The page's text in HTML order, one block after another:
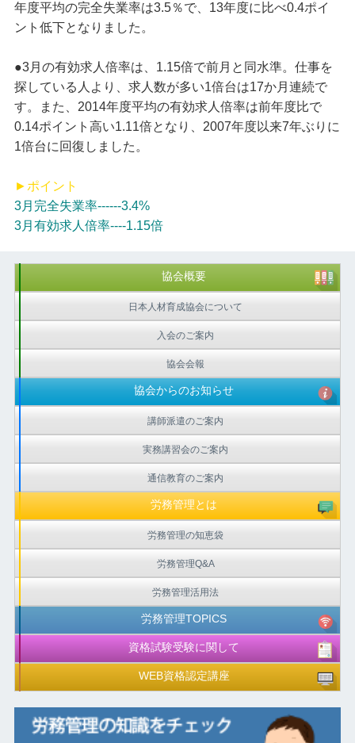
年度平均の完全失業率は3.5％で、13年度に比べ0.4ポイ
ント低下となりました。
●3月の有効求人倍率は、1.15倍で前月と同水準。仕事を
探している人より、求人数が多い1倍台は17か月連続で
す。また、2014年度平均の有効求人倍率は前年度比で
0.14ポイント高い1.11倍となり、2007年度以来7年ぶりに
1倍台に回復しました。
►ポイント
3月完全失業率------3.4%
3月有効求人倍率----1.15倍
協会概要
日本人材育成協会について
入会のご案内
協会会報
協会からのお知らせ
講師派遣のご案内
実務講習会のご案内
通信教育のご案内
労務管理とは
労務管理の知恵袋
労務管理Q&A
労務管理活用法
労務管理TOPICS
資格試験受験に関して
WEB資格認定講座